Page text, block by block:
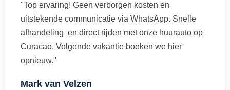
"Top ervaring! Geen verborgen kosten en
uitstekende communicatie via WhatsApp. Snelle
afhandeling en direct rijden met onze huurauto op
Curacao. Volgende vakantie boeken we hier
opnieuw."
Mark van Velzen